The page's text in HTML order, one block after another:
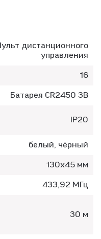
дистанционного
управления
16
Батарея CR2450 3В
IP20
белый, чёрный
130х45 мм
433,92 МГц
30 м